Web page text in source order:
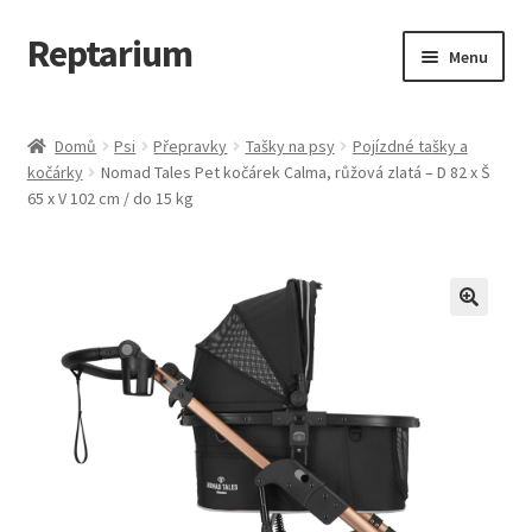
Přeskočit
na
Přejít
k
webu
Reptarium Menu
Košík
Obchod
Pokladna
Domů Psi Přepravky Tašky na psy
Pojízdné tašky a
kočárky
Nomad Tales Pet kočárek Calma, růžová zlatá – D 82 x Š
65 x V 102 cm / do 15 kg